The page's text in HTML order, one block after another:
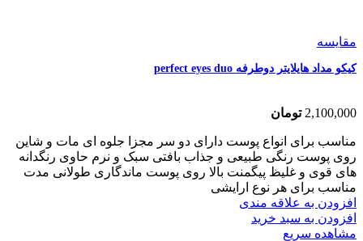
مقایسه
کیکو مداد هایلایتر دوطرفه perfect eyes duo
2,100,000 تومان
مناسب برای انواع پوست دارای دو سر مجزا جلوه ای مات و شاین
روی پوست رنگی طبیعی و جذاب بافتی سبک و نرم حاوی رنگدانه
های قوی و غلیظ پیگمنت بالا روی پوست ماندگاری طولانی مدت
مناسب برای هر نوع ارایشی
افزودن به علاقه مندی
افزودن به سبد خرید
مشاهده سریع